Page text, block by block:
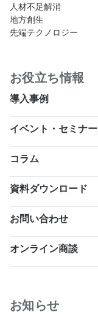
人材不足解消
地方創生
先端テクノロジー
お役立ち情報
導入事例
イベント・セミナー
コラム
資料ダウンロード
お問い合わせ
オンライン商談
お知らせ